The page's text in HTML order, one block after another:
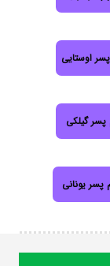
اوستایی
پسر گیلکی
پسر یونانی